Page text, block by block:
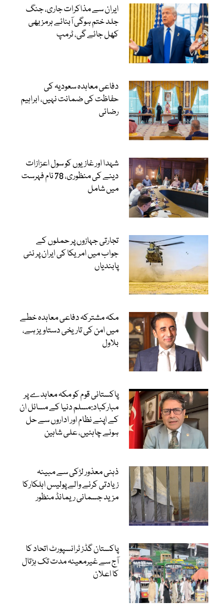
ایران سے مذاکرات جاری، جنگ
جلد ختم ہوگی آبنائے ہرمز بھی
کھل جائے گی، ٹرمپ
دفاعی معاہدہ سعودیہ کی
حفاظت کی ضمانت نہیں، ابراہیم
رضائی
شہدا اور غازیوں کو سول اعزازات
دینے کی منظوری، 78 نام فہرست
میں شامل
تجارتی جہازوں پر حملوں کے
جواب میں امریکا کی ایران پر نئی
پابندیاں
مکہ مشترکہ دفاعی معاہدہ خطے
میں امن کی تاریخی دستاویز ہے،
بلاول
پاکستانی قوم کو مکہ معاہدے پر
مبارکباد:مسلم دنیا کے مسائل ان
کے اپنے نظام اور اداروں سے حل
ہونے چاہئیں، علی شاہین
ذہنی معذور لڑکی سے مبینہ
زیادتی کرنے والے پولیس اہلکارکا
مزید جسمانی ریمانڈ منظور
پاکستان گڈز ٹرانسپورٹ اتحاد کا
آج سے غیرمعینہ مدت تک ہڑتال
کا اعلان